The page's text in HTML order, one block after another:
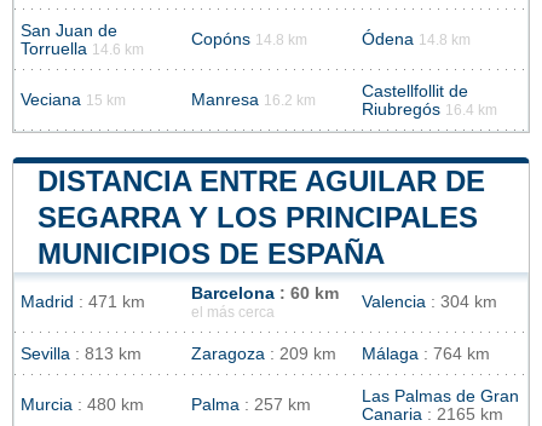
San Juan de
Torruella 14.6 km
Copóns 14.8 km Ódena 14.8 km
Veciana 15 km Manresa 16.2 km
Castellfollit de
Riubregós 16.4 km
DISTANCIA ENTRE AGUILAR DE
SEGARRA Y LOS PRINCIPALES
MUNICIPIOS DE ESPAÑA
Madrid : 471 km Barcelona : 60 km
el más cerca
Valencia : 304 km
Sevilla : 813 km Zaragoza : 209 km Málaga : 764 km
Murcia : 480 km Palma : 257 km
Las Palmas de Gran
Canaria : 2165 km